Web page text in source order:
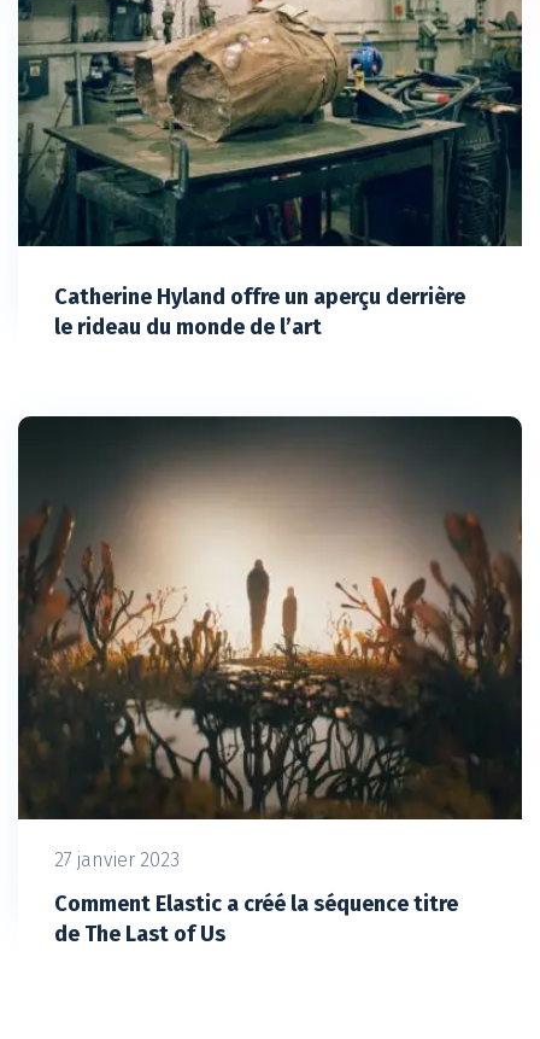
Catherine Hyland offre un aperçu derrière
le rideau du monde de l’art
27 janvier 2023
Comment Elastic a créé la séquence titre
de The Last of Us